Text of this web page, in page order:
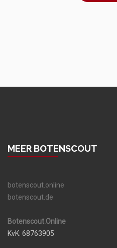
MEER BOTENSCOUT
botenscout.online
botenscout.de
Botenscout.Online
KvK: 68763905